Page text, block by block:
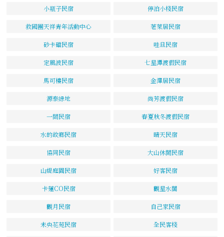
小瓶子民宿 停泊小棧民宿
救國團天祥青年活動中心 荖萊居民宿
砂卡礑民宿 哇旦民宿
定風波民宿 七星潭渡假民宿
馬可樓民宿 金澤居民宿
源泰綠地 尚芳渡假民宿
一間民宿 春夏秋冬渡假民宿
水的故鄉民宿 晴天民宿
協同民宿 大山休閒民宿
山緹庭園民宿 好客民宿
卡蓮CO民宿 觀星水閣
觀月民宿 自己家民宿
未央花苑民宿 全民客棧